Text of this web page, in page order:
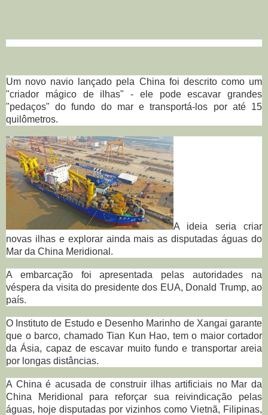
Um novo navio lançado pela China foi descrito como um
"criador mágico de ilhas" - ele pode escavar grandes
"pedaços" do fundo do mar e transportá-los por até 15
quilômetros.
A ideia seria criar
novas ilhas e explorar ainda mais as disputadas águas do
Mar da China Meridional.
A embarcação foi apresentada pelas autoridades na
véspera da visita do presidente dos EUA, Donald Trump, ao
país.
O Instituto de Estudo e Desenho Marinho de Xangai garante
que o barco, chamado Tian Kun Hao, tem o maior cortador
da Ásia, capaz de escavar muito fundo e transportar areia
por longas distâncias.
A China é acusada de construir ilhas artificiais no Mar da
China Meridional para reforçar sua reivindicação pelas
águas, hoje disputadas por vizinhos como Vietnã, Filipinas,